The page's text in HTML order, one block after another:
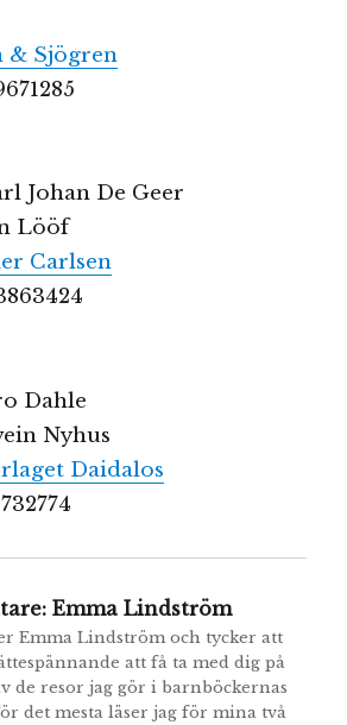
& Sjögren
Johan De Geer
Lööf
Carlsen
Dahle
Nyhus
Daidalos
Emma Lindström
Emma Lindström och tycker att
att få ta med dig på
de resor jag gör i barnböckernas
det mesta läser jag för mina två